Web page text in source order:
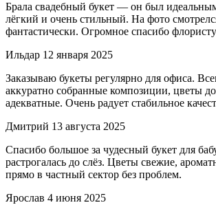
Брала свадебный букет — он был
лёгкий и очень стильный. На фото
фантастически. Огромное спасибо
Ильдар 12 января 2025
Заказываю букеты регулярно для офиса.
аккуратно собранные композиции, цветы
адекватные. Очень радует стабильное
Дмитрий 13 августа 2025
Спасибо большое за чудесный букет для
растрогалась до слёз. Цветы свежие,
прямо в частный сектор без проблем.
Ярослав 4 июня 2025